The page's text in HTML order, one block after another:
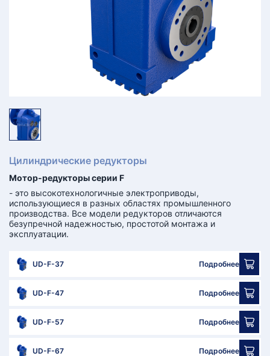
Цилиндрические редукторы
Мотор-редукторы серии F
- это высокотехнологичные электроприводы,
использующиеся в разных областях промышленного
производства. Все модели редукторов отличаются
безупречной надежностью, простотой монтажа и
эксплуатации.
UD-F-37 Подробнее
UD-F-47 Подробнее
UD-F-57 Подробнее
UD-F-67 Подробнее